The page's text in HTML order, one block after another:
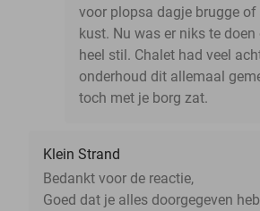
voor plopsa dagje brugge of
kust. Nu was er niks te doen
heel stil. Chalet had veel
onderhoud dit allemaal
toch met je borg zat.
Klein Strand
Bedankt voor de reactie,
Goed dat je alles doorgegeven